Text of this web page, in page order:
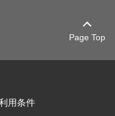
Page Top
用条件